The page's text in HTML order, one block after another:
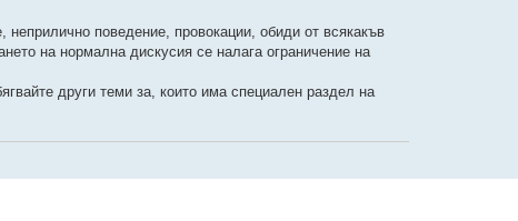
поведение, провокации, обиди от всякакъв
на нормална дискусия се налага ограничение на
други теми за, които има специален раздел на